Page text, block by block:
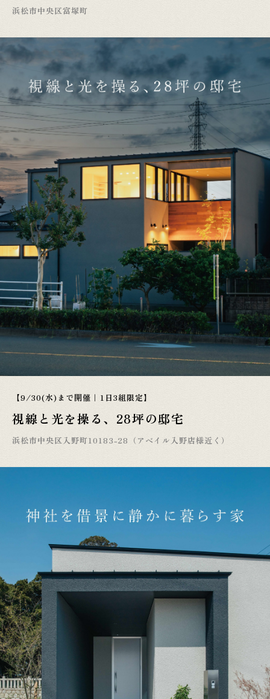
浜松市中央区富塚町
【9/30(水)まで開催｜1日3組限定】
視線と光を操る、28坪の邸宅
浜松市中央区入野町10183-28（アベイル入野店様近く）